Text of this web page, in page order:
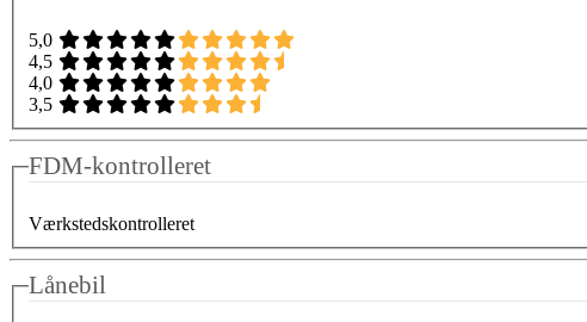
5,0
4,5
4,0
3,5
FDM-kontrolleret
Værkstedskontrolleret
Lånebil